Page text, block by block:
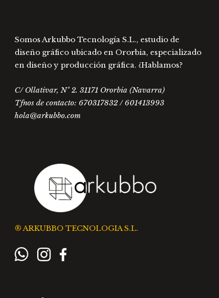
Somos Arkubbo Tecnología S.L., estudio de
diseño gráfico ubicado en Ororbia, especializado
en diseño y producción gráfica. ¿Hablamos?
C/ Ollativar, Nº 2. 31171 Ororbia (Navarra)
Tfnos de contacto: 670317832 / 601413993
hola@arkubbo.com
® ARKUBBO TECNOLOGIA S.L.